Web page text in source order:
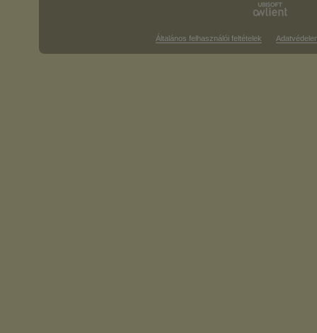
Általános felhasználói feltételek